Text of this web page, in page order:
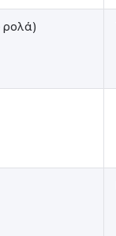
ρολά)